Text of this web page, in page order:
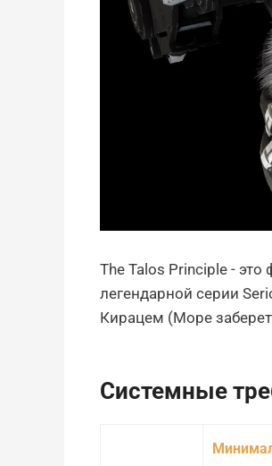
The Talos Principle -
легендарной серии
Кирацем (Море
Системные